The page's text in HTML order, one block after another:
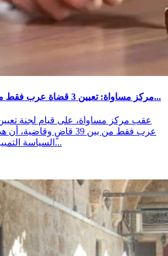
مركز مساواة: تعيين 3 قضاة عرب فقط من بين 39 يعبر عن تمييز...
عرب فقط من بين 39 قاضٍ
السياسة التمييزية المتجذرة داخل جهاز...